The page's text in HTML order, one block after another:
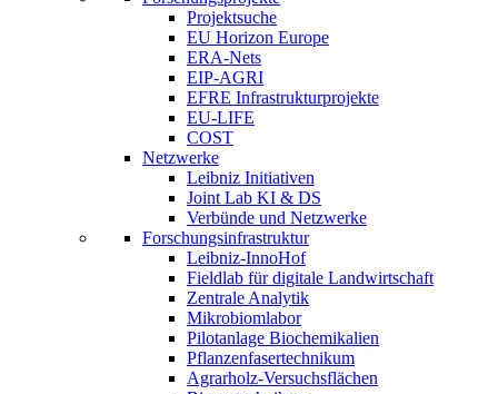
Projektsuche
EU Horizon Europe
ERA-Nets
EIP-AGRI
EFRE Infrastrukturprojekte
EU-LIFE
COST
Netzwerke
Leibniz Initiativen
Joint Lab KI & DS
Verbünde und Netzwerke
Forschungsinfrastruktur
Leibniz-InnoHof
Fieldlab für digitale Landwirtschaft
Zentrale Analytik
Mikrobiomlabor
Pilotanlage Biochemikalien
Pflanzenfasertechnikum
Agrarholz-Versuchsflächen